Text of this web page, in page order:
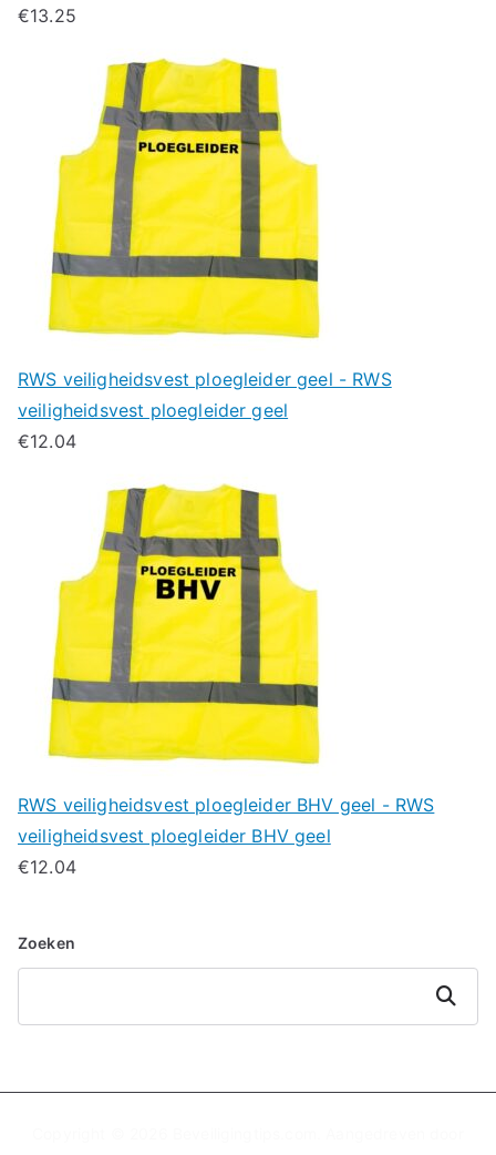
€13.25
RWS veiligheidsvest ploegleider geel - RWS
veiligheidsvest ploegleider geel
€12.04
RWS veiligheidsvest ploegleider BHV geel - RWS
veiligheidsvest ploegleider BHV geel
€12.04
Zoeken
Zoeken